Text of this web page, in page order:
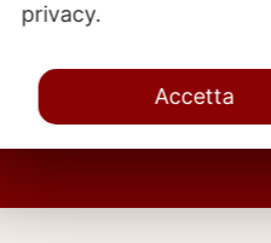
privacy.
Accetta